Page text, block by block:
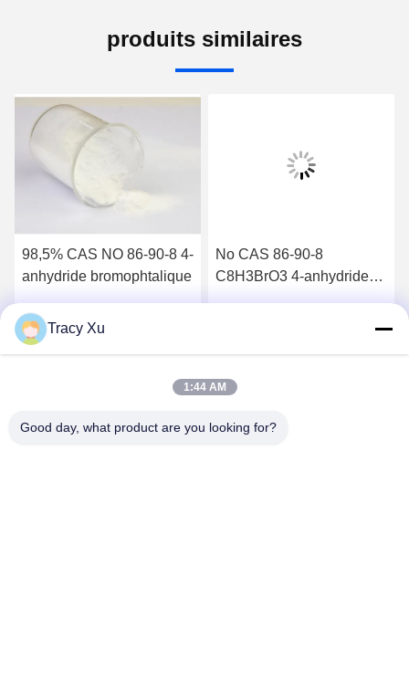
produits similaires
98,5% CAS NO 86-90-8 4-
anhydride bromophtalique
Parlez Maintenant.
No CAS 86-90-8
C8H3BrO3 4-anhydride
Tracy Xu
1:44 AM
Good day, what product are you looking for?